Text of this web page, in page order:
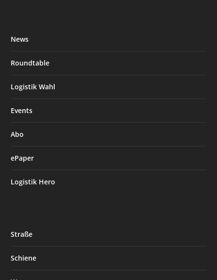
News
Roundtable
Logistik Wahl
Events
Abo
ePaper
Logistik Hero
Straße
Schiene